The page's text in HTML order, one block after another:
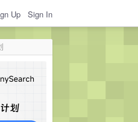
Up Sign In